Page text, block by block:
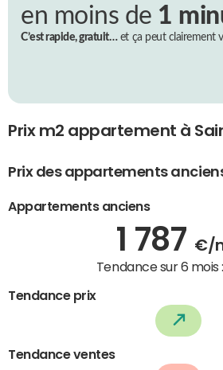
en moins de 1
C’est rapide, gratuit…et ça peut clairement
Prix m2 appartement à
Prix des appartements
Appartements anciens
1 787 €/
Tendance sur 6 mois :
Tendance prix
Tendance ventes